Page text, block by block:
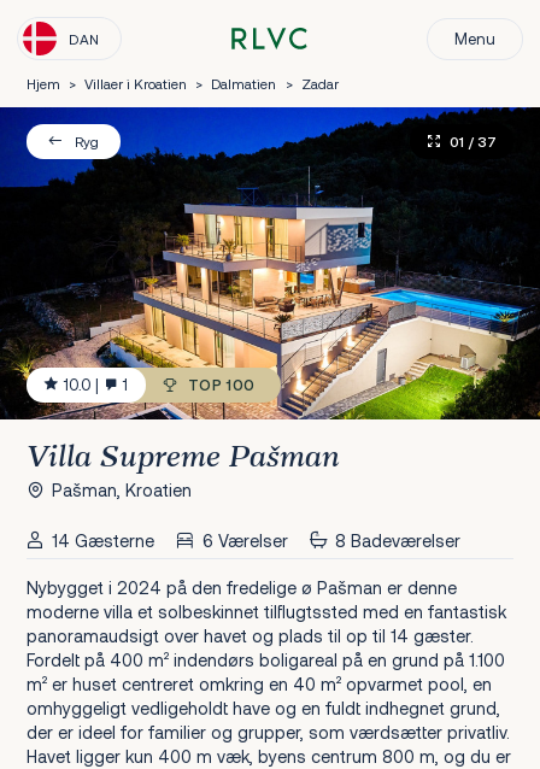
DAN Menu
Hjem > Villaer i Kroatien > Dalmatien > Zadar
Ryg
10.0 | 1 TOP 100
01 / 37
Villa Supreme Pašman
Pašman, Kroatien
14 Gæsterne 6 Værelser 8 Badeværelser
Nybygget i 2024 på den fredelige ø Pašman er denne
moderne villa et solbeskinnet tilflugtssted med en fantastisk
panoramaudsigt over havet og plads til op til 14 gæster.
Fordelt på 400 m² indendørs boligareal på en grund på 1.100
m² er huset centreret omkring en 40 m² opvarmet pool, en
omhyggeligt vedligeholdt have og en fuldt indhegnet grund,
der er ideel for familier og grupper, som værdsætter privatliv.
Havet ligger kun 400 m væk, byens centrum 800 m, og du er